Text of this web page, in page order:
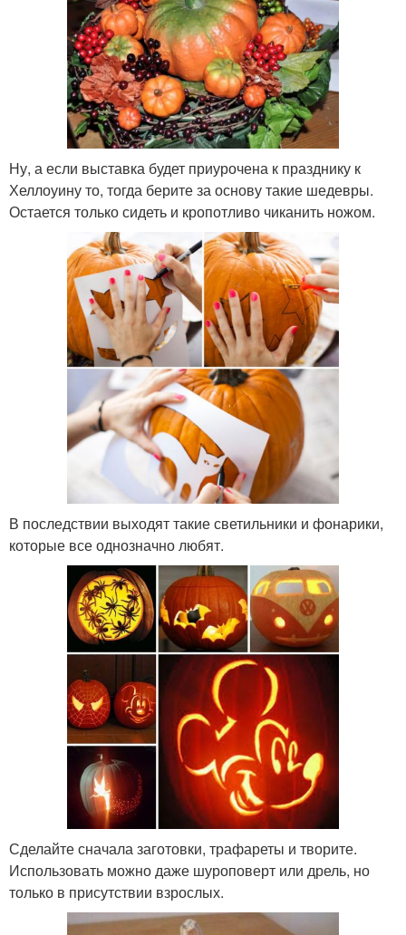
Ну, а если выставка будет приурочена к празднику к
Хеллоуину то, тогда берите за основу такие шедевры.
Остается только сидеть и кропотливо чиканить ножом.
В последствии выходят такие светильники и фонарики,
которые все однозначно любят.
Сделайте сначала заготовки, трафареты и творите.
Использовать можно даже шуроповерт или дрель, но
только в присутствии взрослых.